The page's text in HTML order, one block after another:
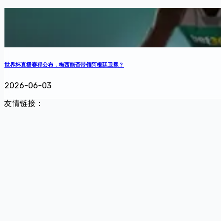
世界杯直播赛程公布，梅西能否带领阿根廷卫冕？
2026-06-03
友情链接：